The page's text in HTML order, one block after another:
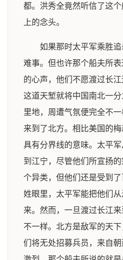
都。洪秀全竟然听信了这
上的念头。
如果那时太平军乘胜
难事。但也许那个船夫所
的心声，他们不愿渡过长江
这道天堑就将中国南北一
里地，周遭气氛便完全不
来到了北方。相比美国的
具有分界线的意味。太平
到江宁，尽管他们所宣扬
个异类，但他们还是受到
姓眼里，太平军能把他们
来。然而，一旦渡过长江
不一样。北方是敌军的天
们将无处招募兵员，来自